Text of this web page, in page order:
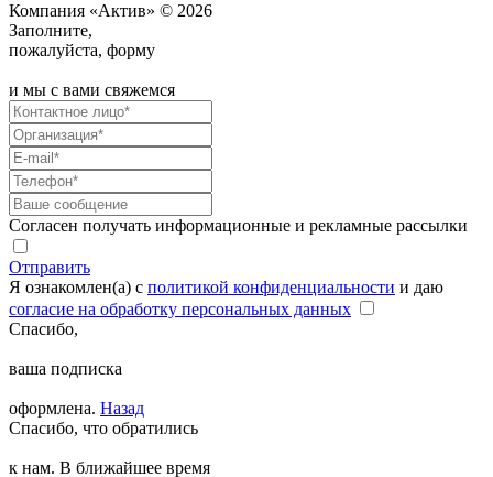
Компания «Актив» © 2026
Заполните,
пожалуйста, форму
и мы с вами свяжемся
Согласен получать информационные и рекламные рассылки
Отправить
Я ознакомлен(а) с политикой конфиденциальности и даю
согласие на обработку персональных данных
Спасибо,
ваша подписка
оформлена. Назад
Спасибо, что обратились
к нам. В ближайшее время